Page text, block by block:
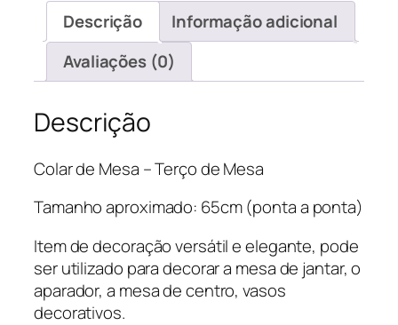
Descrição
Informação adicional
Avaliações (0)
Descrição
Colar de Mesa – Terço de Mesa
Tamanho aproximado: 65cm (ponta a ponta)
Item de decoração versátil e elegante, pode
ser utilizado para decorar a mesa de jantar, o
aparador, a mesa de centro, vasos
decorativos.